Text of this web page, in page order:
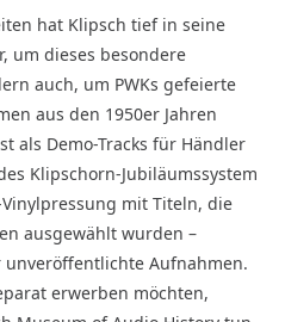
hat Klipsch tief in seine
um dieses besondere
auch, um PWKs gefeierte
aus den 1950er Jahren
als Demo-Tracks für Händler
Klipschorn-Jubiläumssystem
mit Titeln, die
ausgewählt wurden –
Aufnahmen.
erwerben möchten,